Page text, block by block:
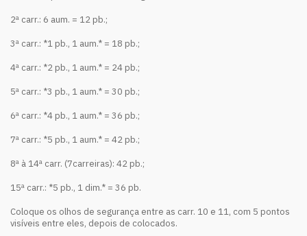
2ª carr.: 6 aum. = 12 pb.;
3ª carr.: *1 pb., 1 aum.* = 18 pb.;
4ª carr.: *2 pb., 1 aum.* = 24 pb.;
5ª carr.: *3 pb., 1 aum.* = 30 pb.;
6ª carr.: *4 pb., 1 aum.* = 36 pb.;
7ª carr.: *5 pb., 1 aum.* = 42 pb.;
8ª à 14ª carr. (7carreiras): 42 pb.;
15ª carr.: *5 pb., 1 dim.* = 36 pb.
Coloque os olhos de segurança entre as carr. 10 e 11, com 5 pontos
visíveis entre eles, depois de colocados.